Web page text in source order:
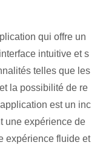
qui offre un
intuitive et s
telles que les
la possibilité de re
est un inc
une expérience de
expérience fluide et